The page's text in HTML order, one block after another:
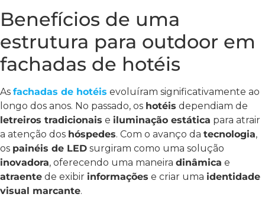
Benefícios de uma
estrutura para outdoor em
fachadas de hotéis
As fachadas de hotéis evoluíram significativamente ao
longo dos anos. No passado, os hotéis dependiam de
letreiros tradicionais e iluminação estática para atrair
a atenção dos hóspedes. Com o avanço da tecnologia,
os painéis de LED surgiram como uma solução
inovadora, oferecendo uma maneira dinâmica e
atraente de exibir informações e criar uma identidade
visual marcante.